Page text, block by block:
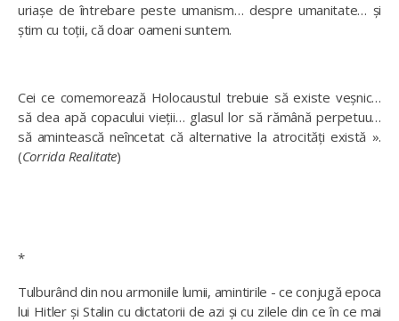
uriașe de întrebare peste umanism… despre umanitate… și
știm cu toții, că doar oameni suntem.
Cei ce comemorează Holocaustul trebuie să existe veșnic…
să dea apă copacului vieții… glasul lor să rămână perpetuu…
să amintească neîncetat că alternative la atrocități există ».
(Corrida Realitate)
*
Tulburând din nou armoniile lumii, amintirile - ce conjugă epoca
lui Hitler și Stalin cu dictatorii de azi și cu zilele din ce în ce mai